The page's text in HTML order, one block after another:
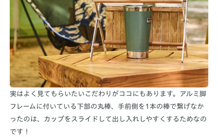
実はよく見てもらいたいこだわりがココにもあります。アルミ脚
フレームに付いている下部の丸棒、手前側を1本の棒で繋げなか
ったのは、カップをスライドして出し入れしやすくするためなの
です！